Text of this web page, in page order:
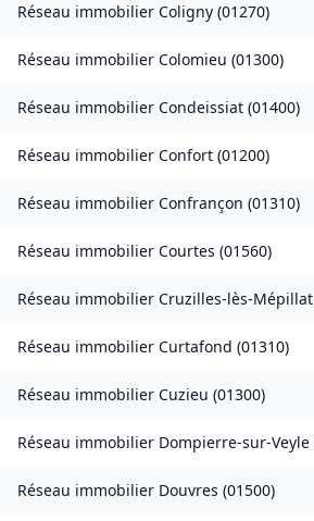
Réseau immobilier Coligny (01270)
Réseau immobilier Colomieu (01300)
Réseau immobilier Condeissiat (01400)
Réseau immobilier Confort (01200)
Réseau immobilier Confrançon (01310)
Réseau immobilier Courtes (01560)
Réseau immobilier Cruzilles-lès-Mépillat
Réseau immobilier Curtafond (01310)
Réseau immobilier Cuzieu (01300)
Réseau immobilier Dompierre-sur-Veyle
Réseau immobilier Douvres (01500)